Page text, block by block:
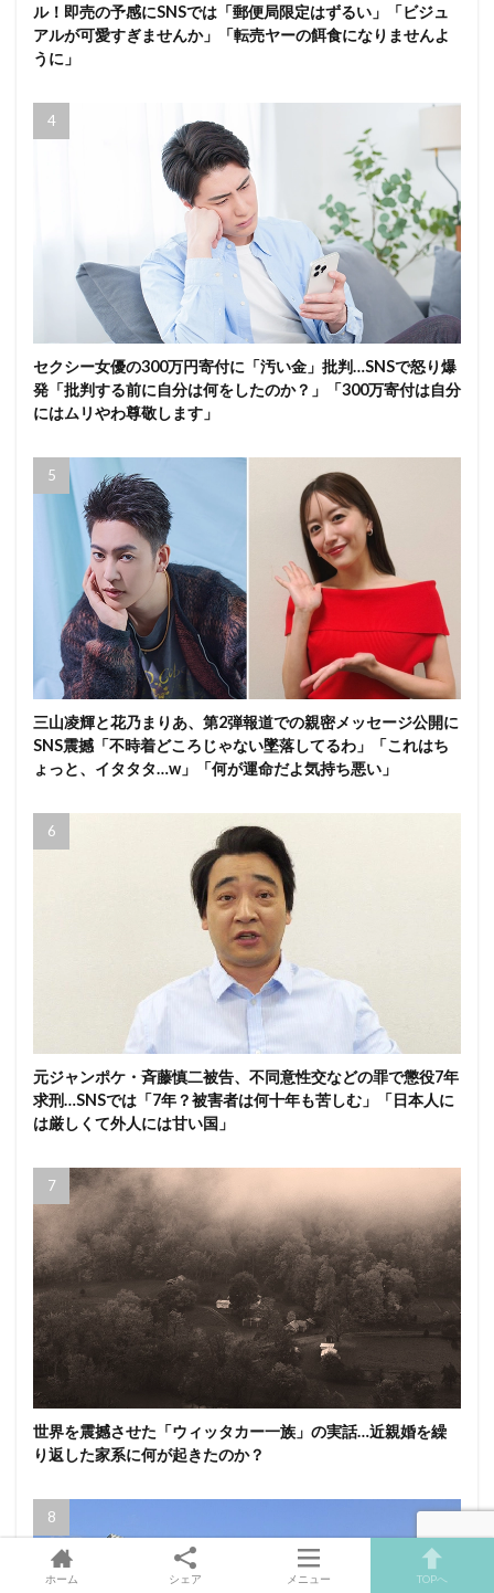
ル！即売の予感にSNSでは「郵便局限定はずるい」「ビジュ
アルが可愛すぎませんか」「転売ヤーの餌食になりませんよ
うに」
セクシー女優の300万円寄付に「汚い金」批判…SNSで怒り爆
発「批判する前に自分は何をしたのか？」「300万寄付は自分
にはムリやわ尊敬します」
三山凌輝と花乃まりあ、第2弾報道での親密メッセージ公開に
SNS震撼「不時着どころじゃない墜落してるわ」「これはち
ょっと、イタタタ…w」「何が運命だよ気持ち悪い」
元ジャンポケ・斉藤慎二被告、不同意性交などの罪で懲役7年
求刑…SNSでは「7年？被害者は何十年も苦しむ」「日本人に
は厳しくて外人には甘い国」
世界を震撼させた「ウィッタカー一族」の実話…近親婚を繰
り返した家系に何が起きたのか？
ホーム シェア メニュー TOPへ